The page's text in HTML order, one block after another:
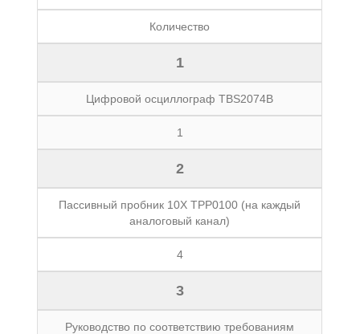
Количество
1
Цифровой осциллограф TBS2074B
1
2
Пассивный пробник 10X TPP0100 (на каждый
аналоговый канал)
4
3
Руководство по соответствию требованиям